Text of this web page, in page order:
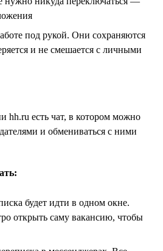
под рукой. Они сохраняются
и не смешается с личными
есть чат, в котором можно
и обмениваться с ними
будет идти в одном окне.
открыть саму вакансию, чтобы